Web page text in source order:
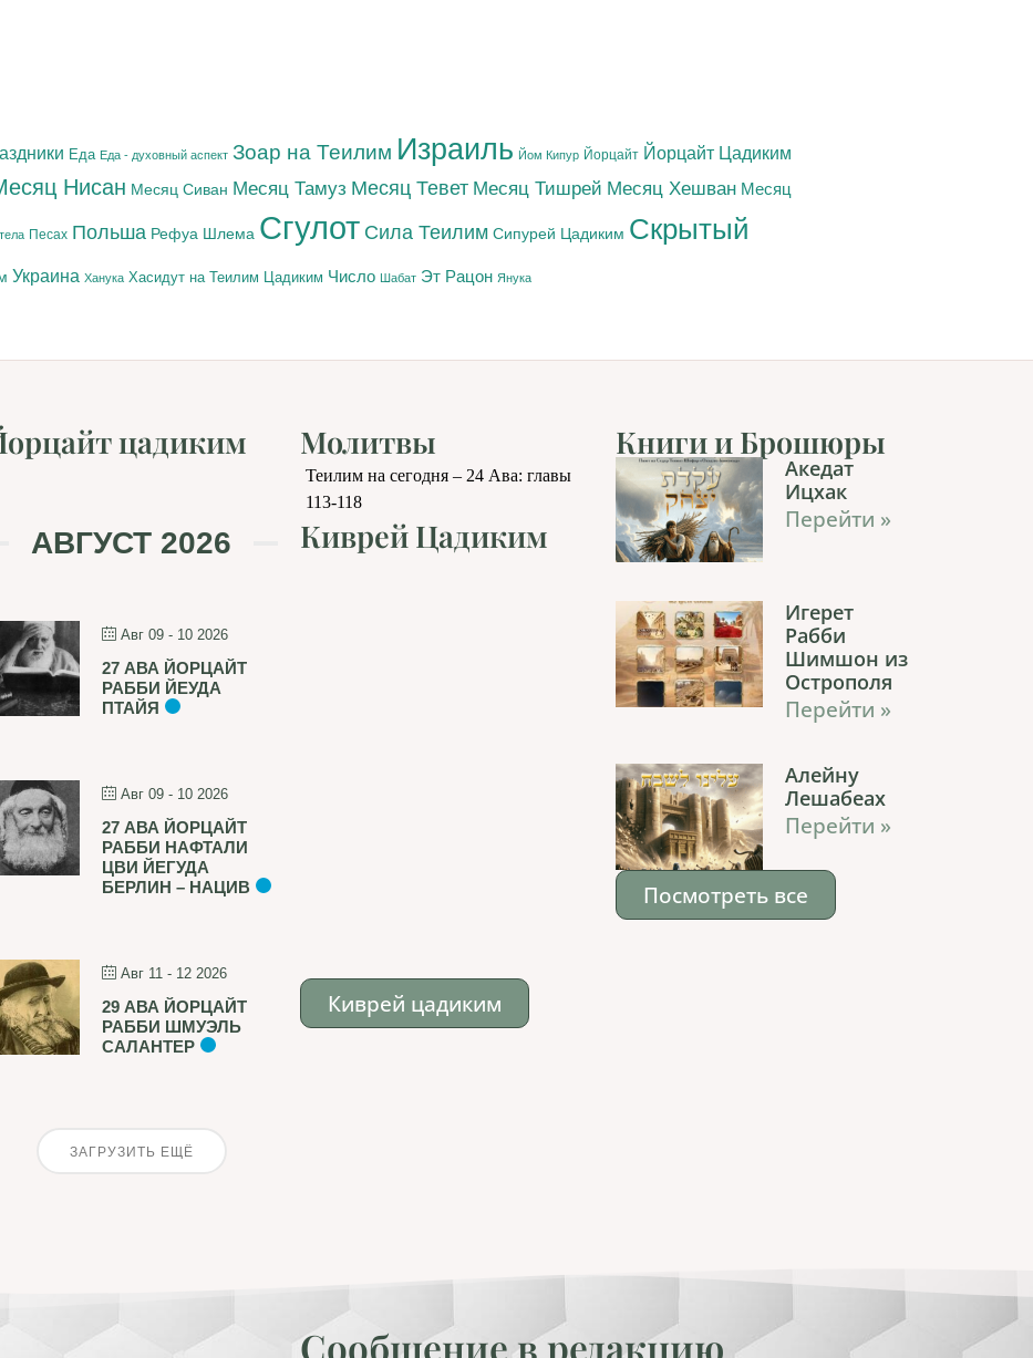
Еда Еда - духовный аспект Зоар на Теилим Израиль Йом Кипур Йорцайт Йорцайт Цадиким
Нисан Месяц Сиван Месяц Тамуз Месяц Тевет Месяц Тишрей Месяц Хешван Месяц
Песах Польша Рефуа Шлема Сгулот Сила Теилим Сипурей Цадиким Скрытый
Украина Ханука Хасидут на Теилим Цадиким Число Шабат Эт Рацон Янука
цадиким
АВГУСТ 2026
Авг 09 - 10 2026
27 АВА ЙОРЦАЙТ
РАББИ ЙЕУДА
ПТАЙЯ
Авг 09 - 10 2026
27 АВА ЙОРЦАЙТ
РАББИ НАФТАЛИ
ЦВИ ЙЕГУДА
БЕРЛИН – НАЦИВ
Авг 11 - 12 2026
29 АВА ЙОРЦАЙТ
РАББИ ШМУЭЛЬ
САЛАНТЕР
ЗАГРУЗИТЬ ЕЩЁ
Молитвы
Теилим на сегодня – 24 Ава: главы
113-118
Киврей Цадиким
Киврей цадиким
Книги и Брошюры
Акедат
Ицхак
Перейти »
Игерет
Рабби
Шимшон из
Острополя
Перейти »
Алейну
Лешабеах
Перейти »
Посмотреть все
Сообщение в редакцию